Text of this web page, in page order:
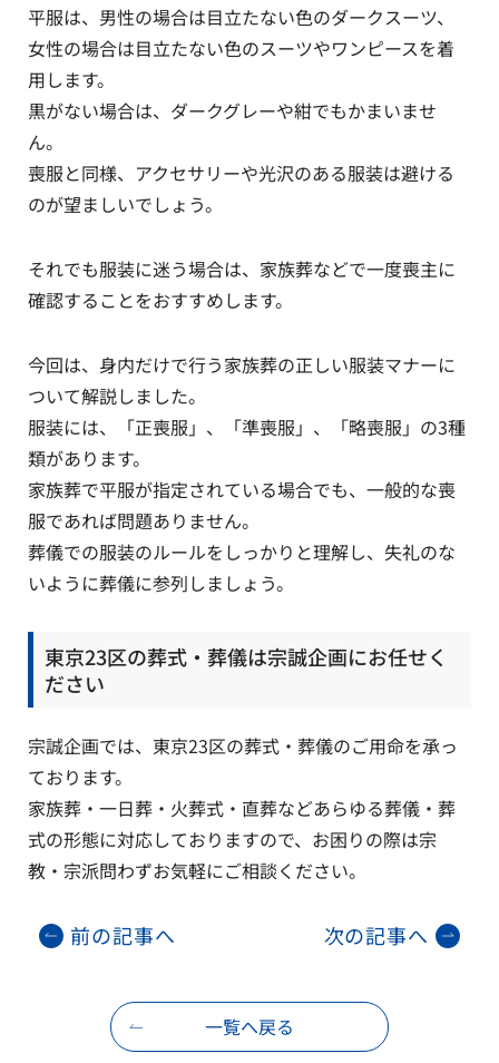
平服は、男性の場合は目立たない色のダークスーツ、
女性の場合は目立たない色のスーツやワンピースを着
用します。
黒がない場合は、ダークグレーや紺でもかまいませ
ん。
喪服と同様、アクセサリーや光沢のある服装は避ける
のが望ましいでしょう。
それでも服装に迷う場合は、家族葬などで一度喪主に
確認することをおすすめします。
今回は、身内だけで行う家族葬の正しい服装マナーに
ついて解説しました。
服装には、「正喪服」、「準喪服」、「略喪服」の3種
類があります。
家族葬で平服が指定されている場合でも、一般的な喪
服であれば問題ありません。
葬儀での服装のルールをしっかりと理解し、失礼のな
いように葬儀に参列しましょう。
東京23区の葬式・葬儀は宗誠企画にお任せく
ださい
宗誠企画では、東京23区の葬式・葬儀のご用命を承っ
ております。
家族葬・一日葬・火葬式・直葬などあらゆる葬儀・葬
式の形態に対応しておりますので、お困りの際は宗
教・宗派問わずお気軽にご相談ください。
前の記事へ 次の記事へ
一覧へ戻る